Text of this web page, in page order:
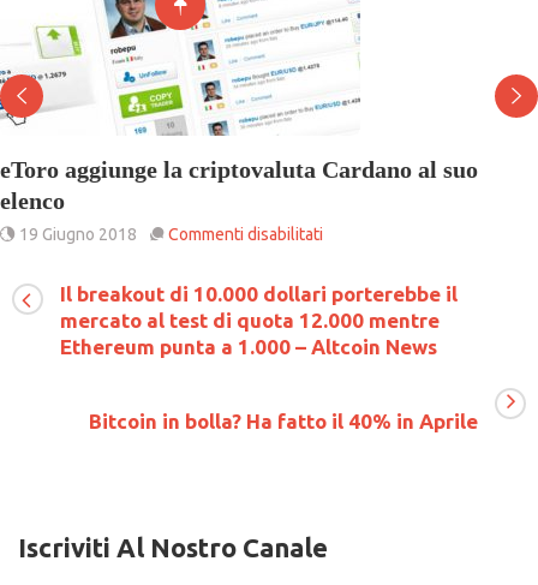
Cardano al suo
disabilitatisu
la
criptovaluta
Cardano
Elon Musk
Il breakout di 10.000 dollari porterebbe il
mercato al test di quota 12.000 mentre
Ethereum punta a 1.000 – Altcoin News
Bitcoin in bolla? Ha fatto il 40% in Aprile
Iscriviti Al Nostro Canale